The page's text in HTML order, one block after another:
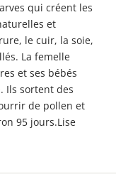
qui créent les
et
le cuir, la soie,
La femelle
et ses bébés
Ils sortent des
de pollen et
95 jours.Lise